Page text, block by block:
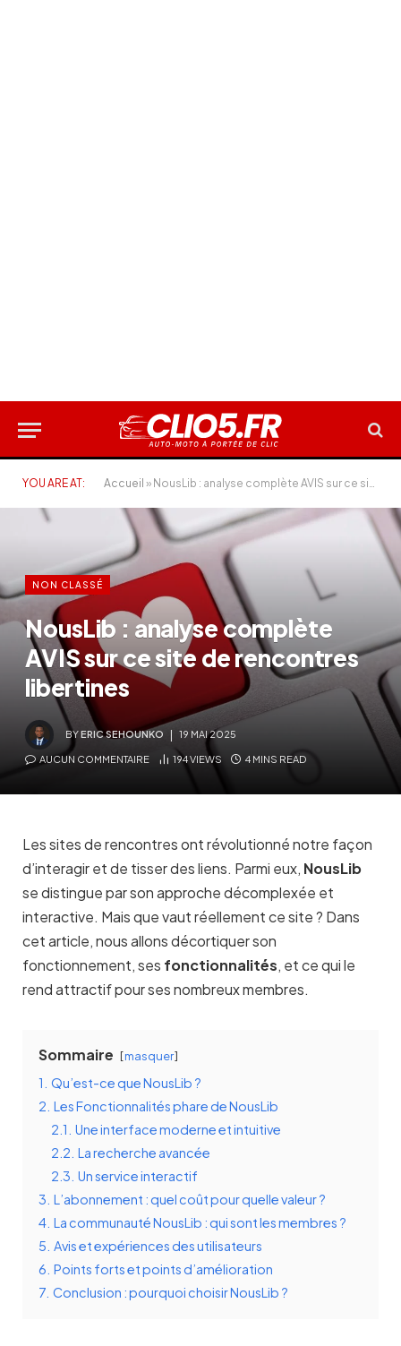
YOU ARE AT: Accueil » NousLib : analyse complète AVIS sur ce site de rencontres libertines
NON CLASSÉ
NousLib : analyse complète
AVIS sur ce site de rencontres
libertines
BYERIC SEHOUNKO 19 MAI 2025
AUCUN COMMENTAIRE 194VIEWS 4 MINS READ
Les sites de rencontres ont révolutionné notre façon
d’interagir et de tisser des liens. Parmi eux, NousLib
se distingue par son approche décomplexée et
interactive. Mais que vaut réellement ce site ? Dans
cet article, nous allons décortiquer son
fonctionnement, ses fonctionnalités, et ce qui le
rend attractif pour ses nombreux membres.
Sommaire masquer
1. Qu’est-ce que NousLib ?
2. Les Fonctionnalités phare de NousLib
2.1. Une interface moderne et intuitive
2.2. La recherche avancée
2.3. Un service interactif
3. L’abonnement : quel coût pour quelle valeur ?
4. La communauté NousLib : qui sont les membres ?
5. Avis et expériences des utilisateurs
6. Points forts et points d’amélioration
7. Conclusion : pourquoi choisir NousLib ?